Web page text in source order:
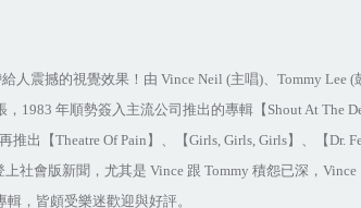
人震撼的視覺效果！由 Vince Neil (主唱)、 Tommy Lee (
， 1983 年順勢簽入主流公司推出的專輯【 Shout At The
推出【Theatre Of Pain 】、【Girls, Girls, Girls】、【Dr.
上社會版新聞，尤其是 Vince 跟 Tommy 積怨已深， Vince
輯，皆頗受樂迷歡迎與好評。